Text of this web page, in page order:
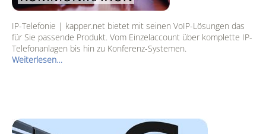
IP-Telefonie | kapper.net bietet mit seinen VoIP-Lösungen das
für Sie passende Produkt. Vom Einzelaccount über komplette IP-
Telefonanlagen bis hin zu Konferenz-Systemen.
Weiterlesen…